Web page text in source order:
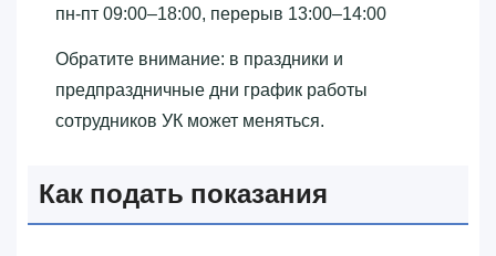
пн-пт 09:00–18:00, перерыв 13:00–14:00
Обратите внимание: в праздники и
предпраздничные дни график работы
сотрудников УК может меняться.
Как подать показания